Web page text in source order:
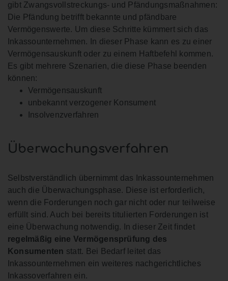
gibt Zwangsvollstreckungs- und Pfändungsmaßnahmen:
Die Pfändung betrifft bekannte und pfändbare
Vermögenswerte. Um diese Schritte kümmert sich das
Inkassounternehmen. In dieser Phase kann es zu einer
Vermögensauskunft oder zu einem Haftbefehl kommen.
Es gibt mehrere Szenarien, die diese Phase beenden
können:
Vermögensauskunft
unbekannt verzogener Konsument
Insolvenzverfahren
Überwachungsverfahren
Selbstverständlich übernimmt das Inkassounternehmen
auch die Überwachungsphase. Diese ist erforderlich,
wenn die Forderungen noch gar nicht oder nur teilweise
erfüllt sind. Auch bei bereits titulierten Forderungen ist
eine Überwachung notwendig. In dieser Zeit findet
regelmäßig eine Vermögensprüfung des
Konsumenten statt. Bei Bedarf leitet das
Inkassounternehmen ein weiteres nachgerichtliches
Inkassoverfahren ein.